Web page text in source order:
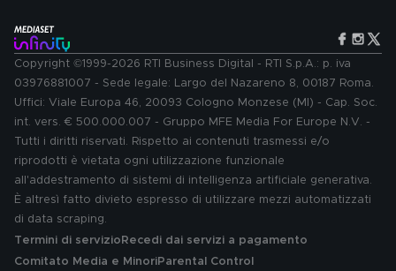
Copyright ©1999-2026 RTI Business Digital - RTI S.p.A.: p. iva
03976881007 - Sede legale: Largo del Nazareno 8, 00187 Roma.
Uffici: Viale Europa 46, 20093 Cologno Monzese (MI) - Cap. Soc.
int. vers. € 500.000.007 - Gruppo MFE Media For Europe N.V. -
Tutti i diritti riservati. Rispetto ai contenuti trasmessi e/o
riprodotti è vietata ogni utilizzazione funzionale
all'addestramento di sistemi di intelligenza artificiale generativa.
È altresì fatto divieto espresso di utilizzare mezzi automatizzati
di data scraping.
Termini di servizio Recedi dai servizi a pagamento
Comitato Media e MinoriParental Control